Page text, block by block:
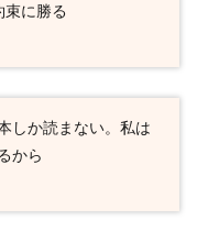
束に勝る
しか読まない。私は
から